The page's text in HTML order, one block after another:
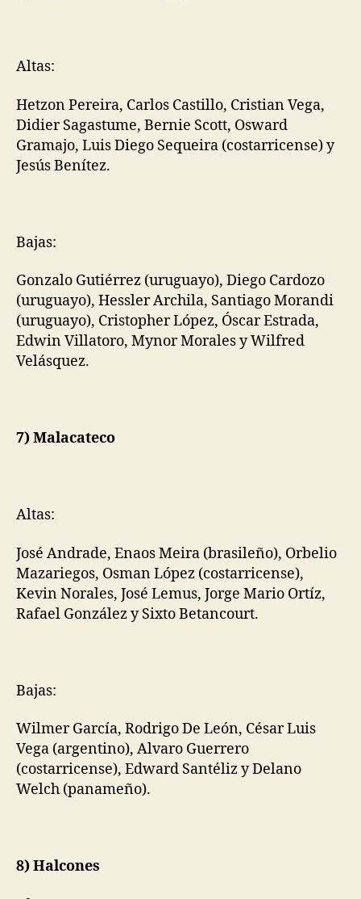
Altas:
Hetzon Pereira, Carlos Castillo, Cristian Vega,
Didier Sagastume, Bernie Scott, Osward
Gramajo, Luis Diego Sequeira (costarricense) y
Jesús Benítez.
Bajas:
Gonzalo Gutiérrez (uruguayo), Diego Cardozo
(uruguayo), Hessler Archila, Santiago Morandi
(uruguayo), Cristopher López, Óscar Estrada,
Edwin Villatoro, Mynor Morales y Wilfred
Velásquez.
7) Malacateco
Altas:
José Andrade, Enaos Meira (brasileño), Orbelio
Mazariegos, Osman López (costarricense),
Kevin Norales, José Lemus, Jorge Mario Ortíz,
Rafael González y Sixto Betancourt.
Bajas:
Wilmer García, Rodrigo De León, César Luis
Vega (argentino), Alvaro Guerrero
(costarricense), Edward Santéliz y Delano
Welch (panameño).
8) Halcones